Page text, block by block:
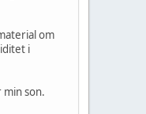
om
i
son.